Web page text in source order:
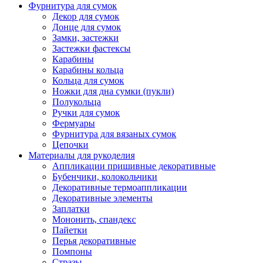
Фурнитура для сумок
Декор для сумок
Донце для сумок
Замки, застежки
Застежки фастексы
Карабины
Карабины кольца
Кольца для сумок
Ножки для дна сумки (пукли)
Полукольца
Ручки для сумок
Фермуары
Фурнитура для вязаных сумок
Цепочки
Материалы для рукоделия
Аппликации пришивные декоративные
Бубенчики, колокольчики
Декоративные термоаппликации
Декоративные элементы
Заплатки
Мононить, спандекс
Пайетки
Перья декоративные
Помпоны